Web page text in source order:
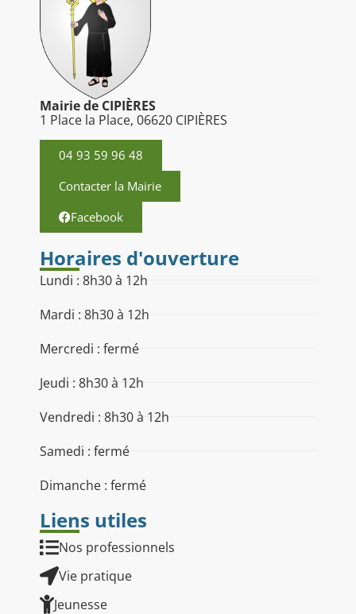
Mairie de CIPIÈRES
1 Place la Place, 06620 CIPIÈRES
04 93 59 96 48
Contacter la Mairie
Facebook
Horaires d'ouverture
Lundi : 8h30 à 12h
Mardi : 8h30 à 12h
Mercredi : fermé
Jeudi : 8h30 à 12h
Vendredi : 8h30 à 12h
Samedi : fermé
Dimanche : fermé
Liens utiles
Nos professionnels
Vie pratique
Jeunesse